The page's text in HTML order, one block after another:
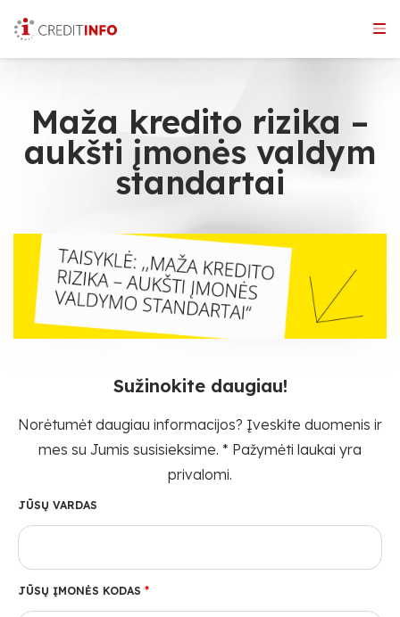
the
Maža kredito rizika –
aukšti įmonės valdym
standartai
Sužinokite daugiau!
Norėtumėt daugiau informacijos? Įveskite duomenis ir
mes su Jumis susisieksime. * Pažymėti laukai yra
privalomi.
JŪSŲ VARDAS
JŪSŲ ĮMONĖS KODAS *